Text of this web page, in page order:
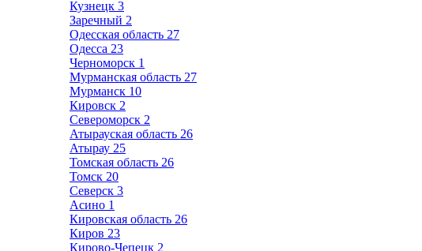
Кузнецк 3
Заречный 2
Одесская область 27
Одесса 23
Черноморск 1
Мурманская область 27
Мурманск 10
Кировск 2
Североморск 2
Атырауская область 26
Атырау 25
Томская область 26
Томск 20
Северск 3
Асино 1
Кировская область 26
Киров 23
Кирово-Чепецк 2